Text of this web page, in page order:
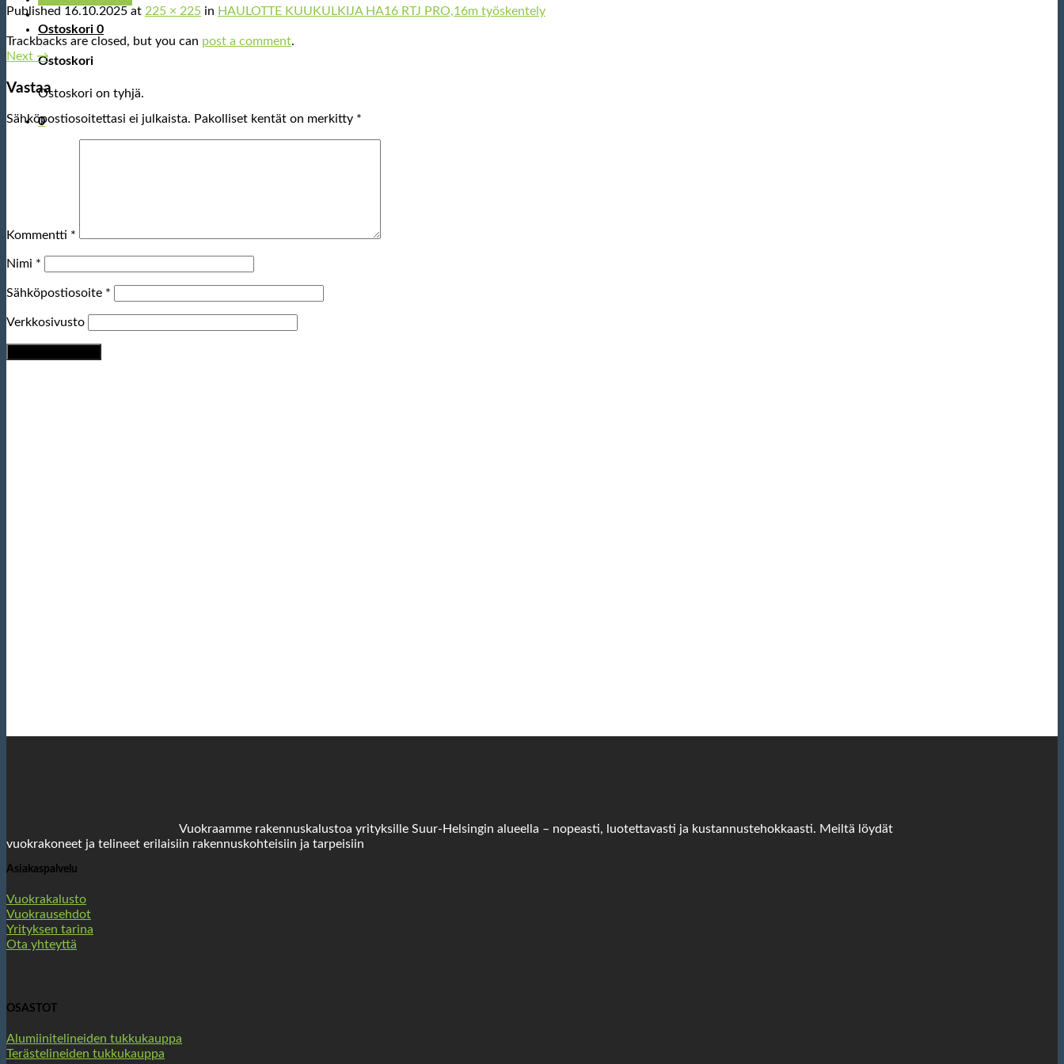
Ostoskori 0
Ostoskori
Ostoskori on tyhjä.
0
Published 16.10.2025 at 225 × 225 in HAULOTTE KUUKULKIJA HA16 RTJ PRO,16m työskentely
Trackbacks are closed, but you can post a comment.
Next →
Vastaa
Sähköpostiosoitettasi ei julkaista. Pakolliset kentät on merkitty *
Kommentti *
Nimi *
Sähköpostiosoite *
Verkkosivusto
Vuokraamme rakennuskalustoa yrityksille Suur-Helsingin alueella – nopeasti, luotettavasti ja kustannustehokkaasti. Meiltä löydät
vuokrakoneet ja telineet erilaisiin rakennuskohteisiin ja tarpeisiin
Asiakaspalvelu
Vuokrakalusto
Vuokrausehdot
Yrityksen tarina
Ota yhteyttä
OSASTOT
Alumiinitelineiden tukkukauppa
Terästelineiden tukkukauppa